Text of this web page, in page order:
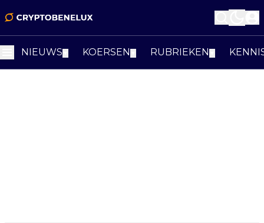
NIEUWS KOERSEN RUBRIEKEN